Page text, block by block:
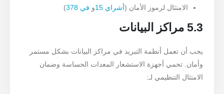
الامتثال لرموز الأمان (أشراي 15 و في 378 )
5.3 مراكز البيانات
يجب أن تعمل أنظمة التبريد في مراكز البيانات بشكل مستمر
وأمان. تحمي أجهزة الاستشعار المعدات الحساسة وضمان
الامتثال التنظيمي لـ: